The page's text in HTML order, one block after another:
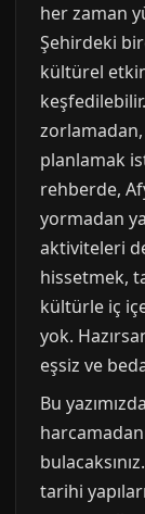
her zaman
Şehirdeki
kültürel
planlamak
rehberde,
yormadan
aktiviteleri
hissetmek,
kültürle iç
yok.
eşsiz ve
Bu
tarihi